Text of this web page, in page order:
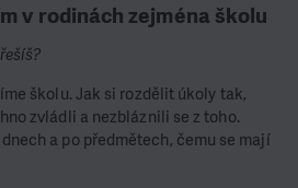
v rodinách zejména školu
školu. Jak si rozdělit úkoly tak,
zvládli a nezbláznili se z toho.
a po předmětech, čemu se mají